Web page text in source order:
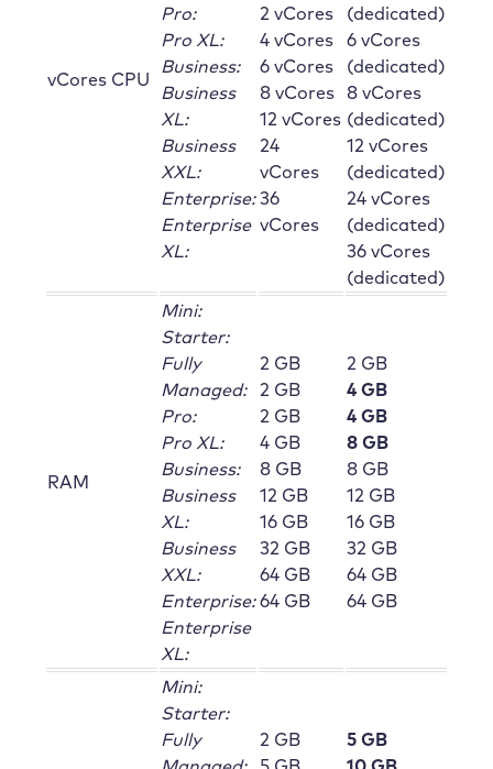
vCores CPU
Pro:
Pro XL:
Business:
Business
XL:
Business
XXL:
Enterprise:
Enterprise
XL:
2 vCores
4 vCores
6 vCores
8 vCores
12 vCores
24
vCores
36
vCores
(dedicated)
6 vCores
(dedicated)
8 vCores
(dedicated)
12 vCores
(dedicated)
24 vCores
(dedicated)
36 vCores
(dedicated)
RAM
Mini:
Starter:
Fully
Managed:
Pro:
Pro XL:
Business:
Business
XL:
Business
XXL:
Enterprise:
Enterprise
XL:
2 GB
2 GB
2 GB
4 GB
8 GB
12 GB
16 GB
32 GB
64 GB
64 GB
2 GB
4 GB
4 GB
8 GB
8 GB
12 GB
16 GB
32 GB
64 GB
64 GB
Mini:
Starter:
Fully
2 GB
5 GB